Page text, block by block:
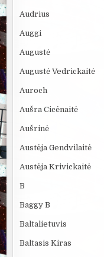
Audrius
Auggi
Augustė
Augustė Vedrickaitė
Auroch
Aušra Cicėnaitė
Aušrinė
Austėja Gendvilaitė
Austėja Krivickaitė
B
Baggy B
Baltalietuvis
Baltasis Kiras